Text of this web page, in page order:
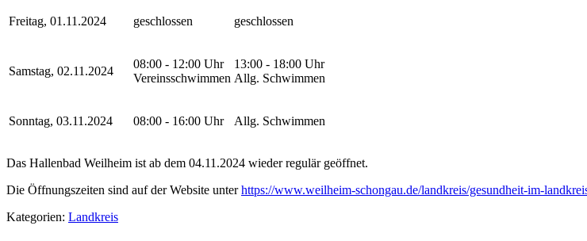
Freitag, 01.11.2024 geschlossen geschlossen
Samstag, 02.11.2024
08:00 - 12:00 Uhr
Vereinsschwimmen
13:00 - 18:00 Uhr
Allg. Schwimmen
Sonntag, 03.11.2024 08:00 - 16:00 Uhr Allg. Schwimmen
Das Hallenbad Weilheim ist ab dem 04.11.2024 wieder regulär geöffnet.
Die Öffnungszeiten sind auf der Website unterhttps://www.weilheim-schongau.de/landkreis/gesundheit-im-
Kategorien: Landkreis